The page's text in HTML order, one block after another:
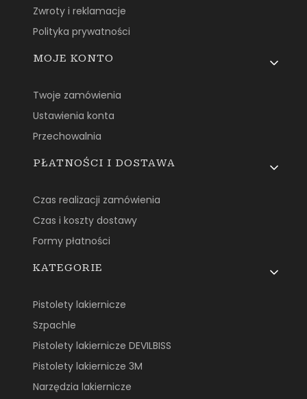
Zwroty i reklamacje
Polityka prywatności
MOJE KONTO
Twoje zamówienia
Ustawienia konta
Przechowalnia
PŁATNOŚCI I DOSTAWA
Czas realizacji zamówienia
Czas i koszty dostawy
Formy płatności
KATEGORIE
Pistolety lakiernicze
Szpachle
Pistolety lakiernicze DEVILBISS
Pistolety lakiernicze 3M
Narzędzia lakiernicze